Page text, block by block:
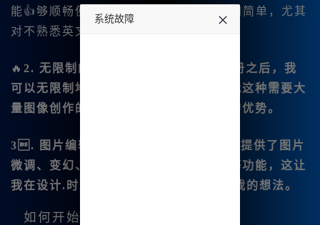
能👍够顺畅使用。 - 中文输入让操作更加简单，尤其
对不熟悉英文的用户极为友好。
🔥 2. 无限制的使用次数 - 我发现在🔥注册之后，我
可以无限制地使用多👍种功能。这对于我这种需要大
量图像创作的用户来说无疑是一个巨大的优势。
3. 图片编辑功能
- Midjourney中文版提供了图片
微调、变幻、平移、扩图、🔥局部重绘等功能，这让
我在设计.时能够更加灵活，更好地实现我的想法。
如何开始使用Mj中文绘画？
系统故障